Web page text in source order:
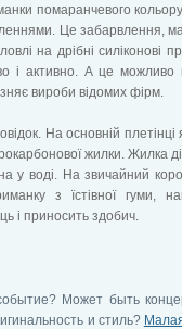
помаранчевого
Це забарвлення,
на дрібні силіконові
і активно. А це можливо
вироби відомих фірм.
На основній
жилки. Жилка
у воді. На звичайний
з їстівної гуми,
і приносить здобич.
Может быть
и стиль?